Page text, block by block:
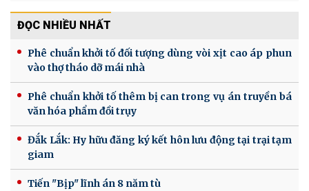
ĐỌC NHIỀU NHẤT
Phê chuẩn khởi tố đối tượng dùng vòi xịt cao áp phun
vào thợ tháo dỡ mái nhà
Phê chuẩn khởi tố thêm bị can trong vụ án truyền bá
văn hóa phẩm đồi trụy
Đắk Lắk: Hy hữu đăng ký kết hôn lưu động tại trại tạm
giam
Tiến "Bịp" lĩnh án 8 năm tù